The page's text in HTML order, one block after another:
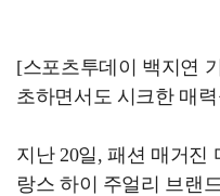
[스포츠투데이 백지연
초하면서도 시크한 매
지난 20일, 패션 매거진
랑스 하이 주얼리 브랜